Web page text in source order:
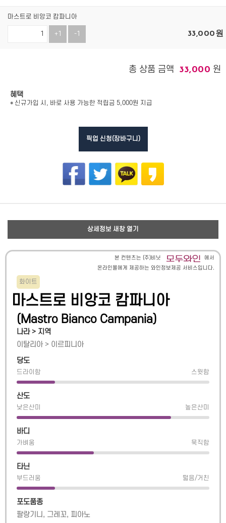
마스트로 비앙코 캄파니아
+1 -1 33,000원
총 상품 금액 33,000 원
혜택
* 신규가입 시, 바로 사용 가능한 적립금 5,000원 지급
픽업 신청(장바구니)
상세정보 새창 열기
본 컨텐츠는 (주)비닛
에서
온라인몰에게 제공하는 와인정보제공 서비스입니다.
화이트
마스트로 비앙코 캄파니아
(Mastro Bianco Campania)
나라 > 지역
이탈리아 > 이르피니아
당도
드라이함 스윗함
산도
낮은산미 높은산미
바디
가벼움 묵직함
타닌
부드러움 떫음/거친
포도품종
팔랑기니, 그레꼬, 피아노